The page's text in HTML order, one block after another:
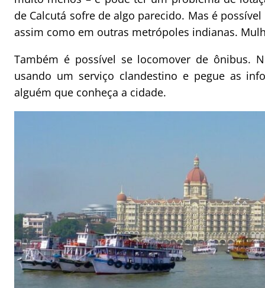
de Calcutá sofre de algo parecido. Mas é
assim como em outras metrópoles indianas.
Também é possível se locomover de ônibus.
usando um serviço clandestino e pegue as
alguém que conheça a cidade.